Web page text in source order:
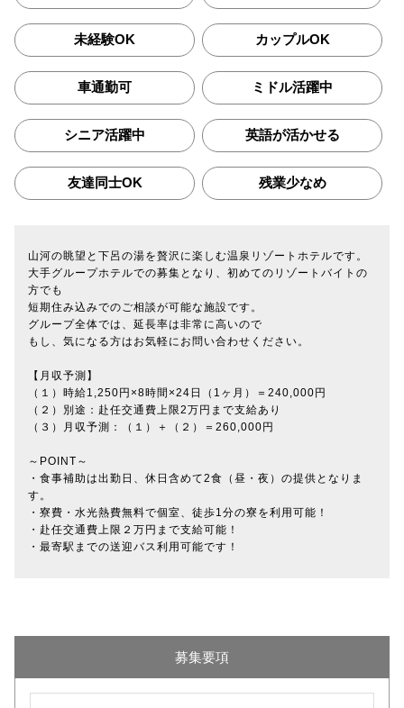
未経験OK カップルOK
車通勤可 ミドル活躍中
シニア活躍中 英語が活かせる
友達同士OK 残業少なめ
山河の眺望と下呂の湯を贅沢に楽しむ温泉リゾートホテルです。
大手グループホテルでの募集となり、初めてのリゾートバイトの
方でも
短期住み込みでのご相談が可能な施設です。
グループ全体では、延長率は非常に高いので
もし、気になる方はお気軽にお問い合わせください。
【月収予測】
（１）時給1,250円×8時間×24日（1ヶ月）＝240,000円
（２）別途：赴任交通費上限2万円まで支給あり
（３）月収予測：（１）＋（２）＝260,000円
～POINT～
・食事補助は出勤日、休日含めて2食（昼・夜）の提供となりま
す。
・寮費・水光熱費無料で個室、徒歩1分の寮を利用可能！
・赴任交通費上限２万円まで支給可能！
・最寄駅までの送迎バス利用可能です！
募集要項